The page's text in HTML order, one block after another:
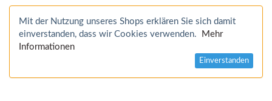
Mit der Nutzung unseres Shops erklären Sie sich damit
einverstanden, dass wir Cookies verwenden.
Mehr
Informationen
Einverstanden